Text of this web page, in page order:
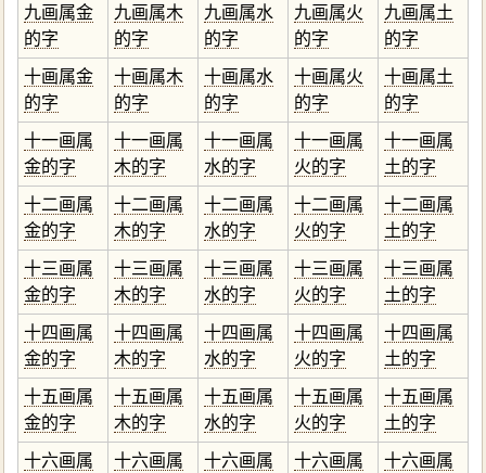
九画属金
的字
九画属木
的字
九画属水
的字
九画属火
的字
九画属土
的字
十画属金
的字
十画属木
的字
十画属水
的字
十画属火
的字
十画属土
的字
十一画属
金的字
十一画属
木的字
十一画属
水的字
十一画属
火的字
十一画属
土的字
十二画属
金的字
十二画属
木的字
十二画属
水的字
十二画属
火的字
十二画属
土的字
十三画属
金的字
十三画属
木的字
十三画属
水的字
十三画属
火的字
十三画属
土的字
十四画属
金的字
十四画属
木的字
十四画属
水的字
十四画属
火的字
十四画属
土的字
十五画属
金的字
十五画属
木的字
十五画属
水的字
十五画属
火的字
十五画属
土的字
十六画属
十六画属
十六画属
十六画属
十六画属